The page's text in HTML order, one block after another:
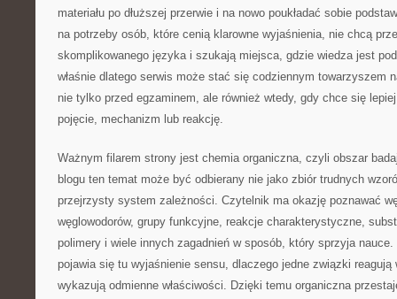
materiału po dłuższej przerwie i na nowo poukładać sobie
na potrzeby osób, które cenią klarowne wyjaśnienia, nie chcą
skomplikowanego języka i szukają miejsca, gdzie wiedza jest
właśnie dlatego serwis może stać się codziennym towarzyszem
nie tylko przed egzaminem, ale również wtedy, gdy chce się
pojęcie, mechanizm lub reakcję.
Ważnym filarem strony jest chemia organiczna, czyli obszar
blogu ten temat może być odbierany nie jako zbiór trudnych
przejrzysty system zależności. Czytelnik ma okazję poznawać
węglowodorów, grupy funkcyjne, reakcje charakterystyczne,
polimery i wiele innych zagadnień w sposób, który sprzyja
pojawia się tu wyjaśnienie sensu, dlaczego jedne związki
wykazują odmienne właściwości. Dzięki temu organiczna